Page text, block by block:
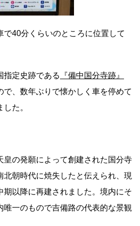
で40分くらいのところに位置して
指定史跡である
『備中国分寺跡』
で、数年ぶりで懐かしく車を停めて
た。
皇の発願によって創建された国分寺
北朝時代に焼失したと伝えられ、現
期以降に再建されました。境内にそ
唯一のもので吉備路の代表的な景観